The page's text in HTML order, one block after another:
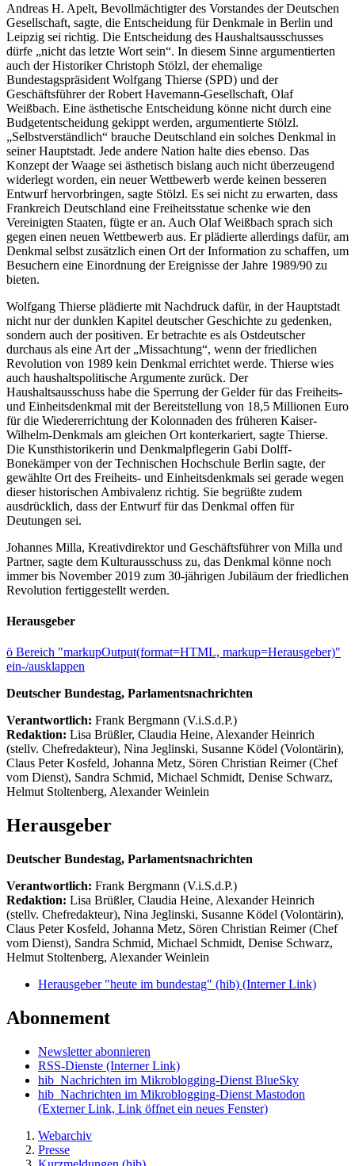
Andreas H. Apelt, Bevollmächtigter des Vorstandes der Deutschen
Gesellschaft, sagte, die Entscheidung für Denkmale in Berlin und
Leipzig sei richtig. Die Entscheidung des Haushaltsausschusses
dürfe „nicht das letzte Wort sein“. In diesem Sinne argumentierten
auch der Historiker Christoph Stölzl, der ehemalige
Bundestagspräsident Wolfgang Thierse (SPD) und der
Geschäftsführer der Robert Havemann-Gesellschaft, Olaf
Weißbach. Eine ästhetische Entscheidung könne nicht durch eine
Budgetentscheidung gekippt werden, argumentierte Stölzl.
„Selbstverständlich“ brauche Deutschland ein solches Denkmal in
seiner Hauptstadt. Jede andere Nation halte dies ebenso. Das
Konzept der Waage sei ästhetisch bislang auch nicht überzeugend
widerlegt worden, ein neuer Wettbewerb werde keinen besseren
Entwurf hervorbringen, sagte Stölzl. Es sei nicht zu erwarten, dass
Frankreich Deutschland eine Freiheitsstatue schenke wie den
Vereinigten Staaten, fügte er an. Auch Olaf Weißbach sprach sich
gegen einen neuen Wettbewerb aus. Er plädierte allerdings dafür, am
Denkmal selbst zusätzlich einen Ort der Information zu schaffen, um
Besuchern eine Einordnung der Ereignisse der Jahre 1989/90 zu
bieten.
Wolfgang Thierse plädierte mit Nachdruck dafür, in der Hauptstadt
nicht nur der dunklen Kapitel deutscher Geschichte zu gedenken,
sondern auch der positiven. Er betrachte es als Ostdeutscher
durchaus als eine Art der „Missachtung“, wenn der friedlichen
Revolution von 1989 kein Denkmal errichtet werde. Thierse wies
auch haushaltspolitische Argumente zurück. Der
Haushaltsausschuss habe die Sperrung der Gelder für das Freiheits-
und Einheitsdenkmal mit der Bereitstellung von 18,5 Millionen Euro
für die Wiedererrichtung der Kolonnaden des früheren Kaiser-
Wilhelm-Denkmals am gleichen Ort konterkariert, sagte Thierse.
Die Kunsthistorikerin und Denkmalpflegerin Gabi Dolff-
Bonekämper von der Technischen Hochschule Berlin sagte, der
gewählte Ort des Freiheits- und Einheitsdenkmals sei gerade wegen
dieser historischen Ambivalenz richtig. Sie begrüßte zudem
ausdrücklich, dass der Entwurf für das Denkmal offen für
Deutungen sei.
Johannes Milla, Kreativdirektor und Geschäftsführer von Milla und
Partner, sagte dem Kulturausschuss zu, das Denkmal könne noch
immer bis November 2019 zum 30-jährigen Jubiläum der friedlichen
Revolution fertiggestellt werden.
Herausgeber
ö Bereich "markupOutput(format=HTML, markup=Herausgeber)"
ein-/ausklappen
Deutscher Bundestag, Parlamentsnachrichten
Verantwortlich: Frank Bergmann (V.i.S.d.P.)
Redaktion: Lisa Brüßler, Claudia Heine, Alexander Heinrich
(stellv. Chefredakteur), Nina Jeglinski, Susanne Ködel (Volontärin),
Claus Peter Kosfeld, Johanna Metz, Sören Christian Reimer (Chef
vom Dienst), Sandra Schmid, Michael Schmidt, Denise Schwarz,
Helmut Stoltenberg, Alexander Weinlein
Herausgeber
Deutscher Bundestag, Parlamentsnachrichten
Verantwortlich: Frank Bergmann (V.i.S.d.P.)
Redaktion: Lisa Brüßler, Claudia Heine, Alexander Heinrich
(stellv. Chefredakteur), Nina Jeglinski, Susanne Ködel (Volontärin),
Claus Peter Kosfeld, Johanna Metz, Sören Christian Reimer (Chef
vom Dienst), Sandra Schmid, Michael Schmidt, Denise Schwarz,
Helmut Stoltenberg, Alexander Weinlein
Herausgeber "heute im bundestag" (hib) (Interner Link)
Abonnement
Newsletter abonnieren
RSS-Dienste (Interner Link)
hib_Nachrichten im Mikroblogging-Dienst BlueSky
hib_Nachrichten im Mikroblogging-Dienst Mastodon
(Externer Link, Link öffnet ein neues Fenster)
Webarchiv
Presse